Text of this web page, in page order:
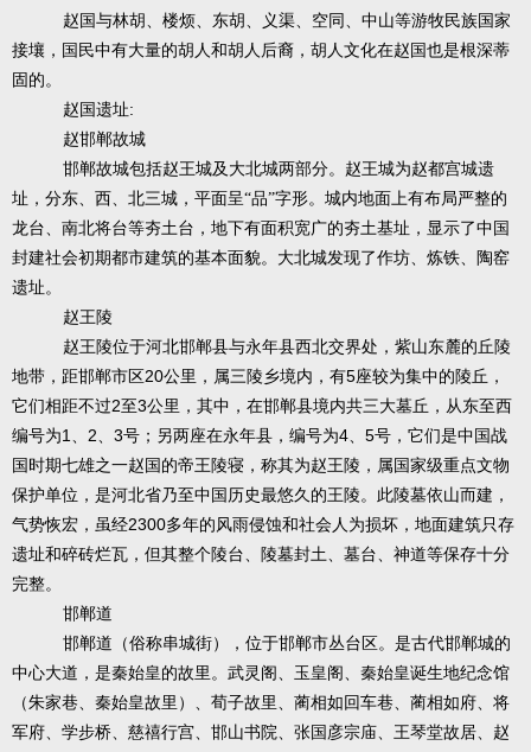
赵国与林胡、楼烦、东胡、义渠、空同、中山等游牧民族国家
接壤，国民中有大量的胡人和胡人后裔，胡人文化在赵国也是根深蒂
固的。
赵国遗址:
赵邯郸故城
邯郸故城包括赵王城及大北城两部分。赵王城为赵都宫城遗
址，分东、西、北三城，平面呈“品”字形。城内地面上有布局严整的
龙台、南北将台等夯土台，地下有面积宽广的夯土基址，显示了中国
封建社会初期都市建筑的基本面貌。大北城发现了作坊、炼铁、陶窑
遗址。
赵王陵
赵王陵位于河北邯郸县与永年县西北交界处，紫山东麓的丘陵
地带，距邯郸市区 20公里，属三陵乡境内，有5座较为集中的陵丘，
它们相距不过2至3公里，其中，在邯郸县境内共三大墓丘，从东至西
编号为1 、 2、 3号；另两座在永年县，编号为4、 5号，它们是中国战
国时期七雄之一赵国的帝王陵寝，称其为赵王陵，属国家级重点文物
保护单位，是河北省乃至中国历史最悠久的王陵。此陵墓依山而建，
气势恢宏，虽经2300多年的风雨侵蚀和社会人为损坏，地面建筑只存
遗址和碎砖烂瓦，但其整个陵台、陵墓封土、墓台、神道等保存十分
完整。
邯郸道
邯郸道（俗称串城街），位于邯郸市丛台区。是古代邯郸城的
中心大道，是秦始皇的故里。武灵阁、玉皇阁、秦始皇诞生地纪念馆
（朱家巷、秦始皇故里）、荀子故里、蔺相如回车巷、蔺相如府、将
军府、学步桥、慈禧行宫、邯山书院、张国彦宗庙、王琴堂故居、赵